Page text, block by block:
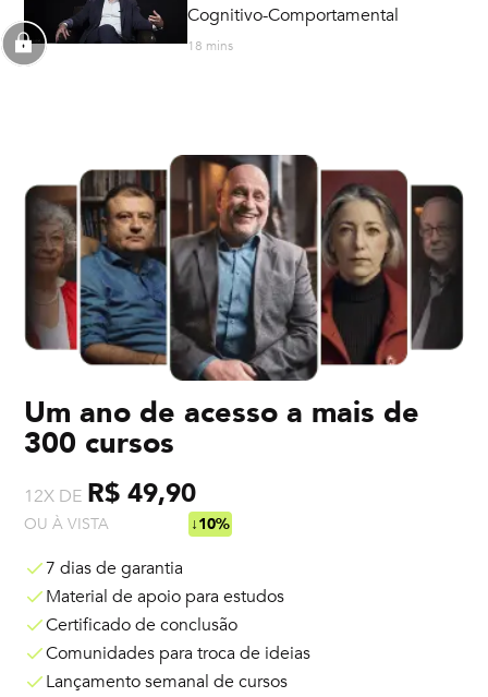
Cognitivo-Comportamental
18 mins
Um ano de acesso a mais de
300 cursos
12X DE R$ 49,90
OU À VISTA ↓10%
7 dias de garantia
Material de apoio para estudos
Certificado de conclusão
Comunidades para troca de ideias
Lançamento semanal de cursos